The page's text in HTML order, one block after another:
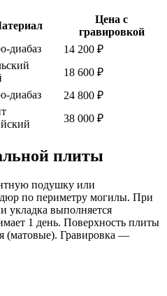
Цена с
гравировкой
диабаз
14 200 ₽
18 600 ₽
диабаз
24 800 ₽
38 000 ₽
плиты
подушку или
по периметру могилы. При
укладка выполняется
1 день. Поверхность плиты
(матовые). Гравировка —